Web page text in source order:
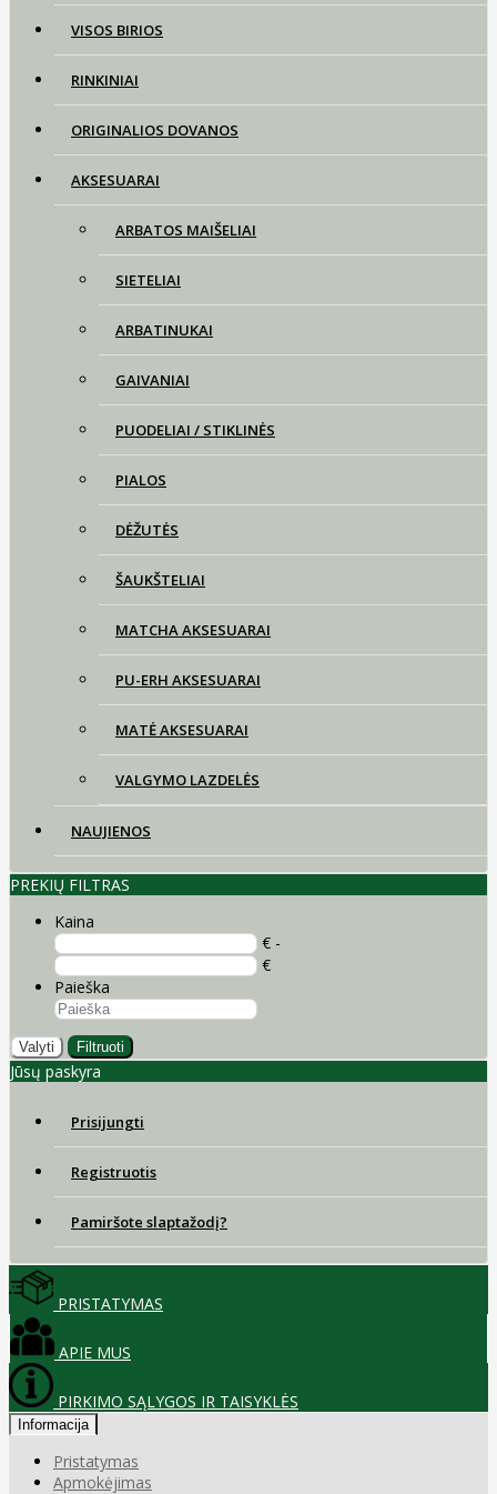
VISOS BIRIOS
RINKINIAI
ORIGINALIOS DOVANOS
AKSESUARAI
ARBATOS MAIŠELIAI
SIETELIAI
ARBATINUKAI
GAIVANIAI
PUODELIAI / STIKLINĖS
PIALOS
DĖŽUTĖS
ŠAUKŠTELIAI
MATCHA AKSESUARAI
PU-ERH AKSESUARAI
MATĖ AKSESUARAI
VALGYMO LAZDELĖS
NAUJIENOS
PREKIŲ FILTRAS
Kaina
€ -
€
Paieška
Valyti Filtruoti
Jūsų paskyra
Prisijungti
Registruotis
Pamiršote slaptažodį?
PRISTATYMAS
APIE MUS
PIRKIMO SĄLYGOS IR TAISYKLĖS
Informacija
Pristatymas
Apmokėjimas